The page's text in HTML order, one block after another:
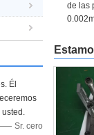
Él
Sr. cero
de las